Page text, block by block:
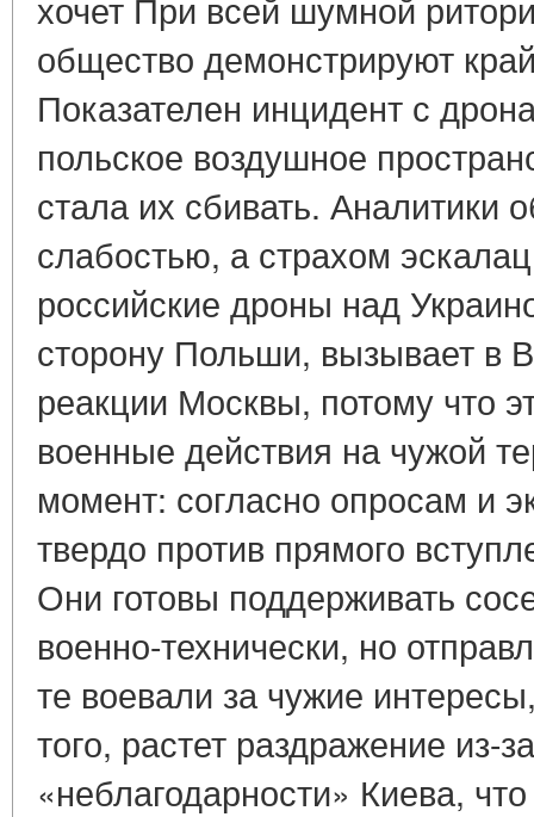
общество демонстрируют
Показателен инцидент с
польское воздушное
стала их сбивать. Аналитики
слабостью, а страхом
российские дроны над
сторону Польши, вызывает в
реакции Москвы, потому что
военные действия на чужой
момент: согласно опросам и
твердо против прямого
Они готовы поддерживать
военно-технически, но
те воевали за чужие
того, растет раздражение из-
«неблагодарности» Киева,